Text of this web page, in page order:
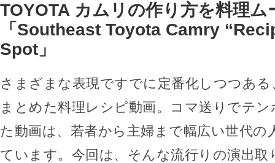
TOYOTA カムリの作り方を料理ム
「Southeast Toyota Camry
Spot」
さまざまな表現ですでに定番化しつつあ
まとめた料理レシピ動画。コマ送りでテ
た動画は、若者から主婦まで幅広い世代の
ています。今回は、そんな流行りの演出取